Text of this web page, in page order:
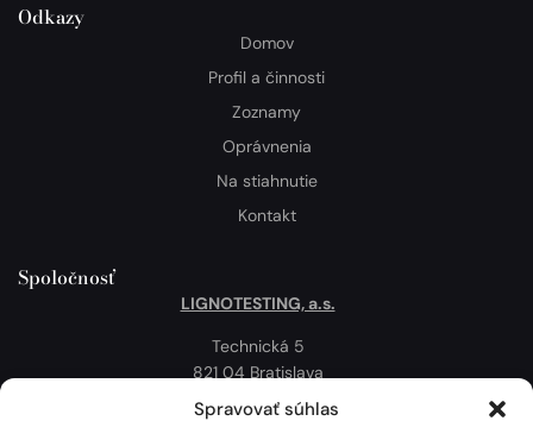
Spravovať súhlas
Odkazy
Domov
Profil a činnosti
Zoznamy
Oprávnenia
Na stiahnutie
Kontakt
Spoločnosť
LIGNOTESTING, a.s.
Technická 5
821 04 Bratislava
Slovenská republika